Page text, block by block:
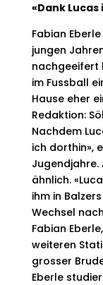
«Dank
Fabian
jungen
nachgeeifert
im Fussball
Hause eher
Redaktion:
Nachdem
ich dorthin»,
Jugendjahre.
ähnlich.
ihm in
Wechsel
Fabian
weiteren
grosser
Eberle